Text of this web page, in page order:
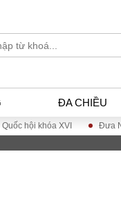
ĐA CHIỀU
khóa XVI Đưa Nghị